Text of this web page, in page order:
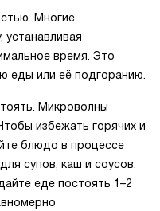
Многие
устанавливая
время. Это
еды или её подгоранию.
Микроволны
избежать горячих и
блюдо в процессе
супов, каш и соусов.
еде постоять 1–2